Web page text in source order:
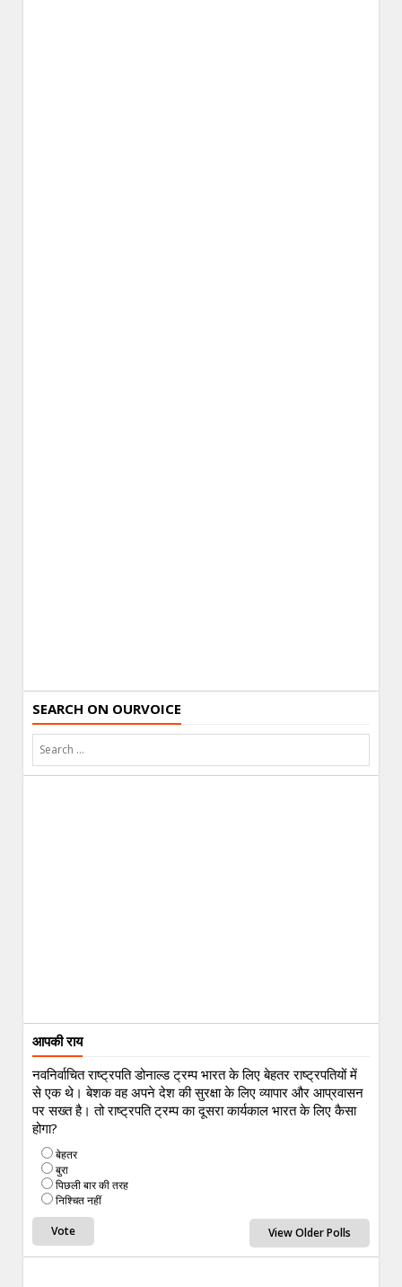
SEARCH ON OURVOICE
आपकी राय
नवनिर्वाचित राष्ट्रपति डोनाल्ड ट्रम्प भारत के लिए बेहतर राष्ट्रपतियों में
से एक थे। बेशक वह अपने देश की सुरक्षा के लिए व्यापार और आप्रवासन
पर सख्त है। तो राष्ट्रपति ट्रम्प का दूसरा कार्यकाल भारत के लिए कैसा
होगा?
बेहतर
बुरा
पिछली बार की तरह
निश्चित नहीं
View Older Polls